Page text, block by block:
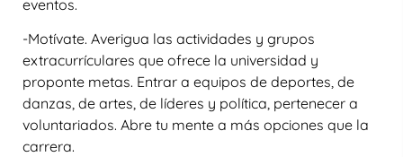
eventos.
-Motívate. Averigua las actividades y grupos
extracurrículares que ofrece la universidad y
proponte metas. Entrar a equipos de deportes, de
danzas, de artes, de líderes y política, pertenecer a
voluntariados. Abre tu mente a más opciones que la
carrera.